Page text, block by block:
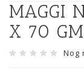
MAGGI
X 70 GM
Nog